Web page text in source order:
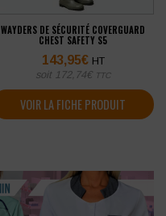
WAYDERS DE SÉCURITÉ COVERGUARD
CHEST SAFETY S5
143,95€ HT
soit 172,74€ TTC
VOIR LA FICHE PRODUIT